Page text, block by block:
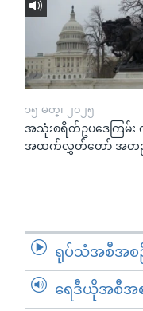
၁၅ မတ္၊ ၂၀၂၅
အသုံးစရိတ်ဥပဒေကြမ်း
အထက်လွှတ်တော် အတ
ရုပ်သံအစီအစဉ်
ရေဒီယိုအစီအစ